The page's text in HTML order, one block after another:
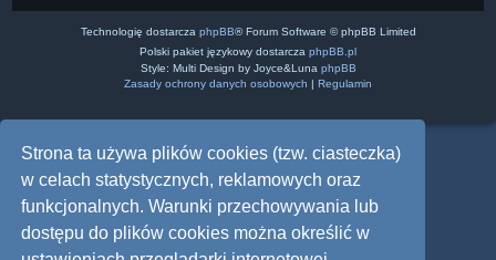
Strona ta używa plików cookies (tzw. ciasteczka)
w celach statystycznych, reklamowych oraz
funkcjonalnych. Warunki przechowywania lub
dostępu do plików cookies można określić w
Technologię dostarcza phpBB® Forum Software © phpBB Limited
Polski pakiet językowy dostarcza phpBB.pl
Style: Multi Design by Joyce&Luna phpBB
Zasady ochrony danych osobowych | Regulamin